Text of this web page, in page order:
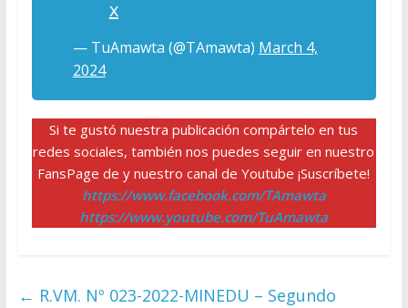
x
— TuAmawta (@TAmawta) March 4,
2024
Si te gustó nuestra publicación compártelo en tus
redes sociales, también nos puedes seguir en nuestro
FansPage de y nuestro canal de Youtube ¡Suscríbete!
https://www.facebook.com/TAmawta
https://www.youtube.com/TuAmawta
← R.VM. Nº 023-2022-MINEDU – Segundo